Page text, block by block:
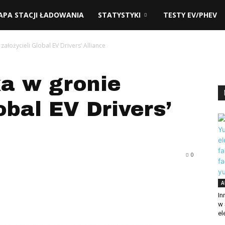
STACJI ŁADOWANIA STATYSTYKI TESTY EV/PHEV
Global EV Drivers’ Alliance
w gronie
EV Drivers’
0
w